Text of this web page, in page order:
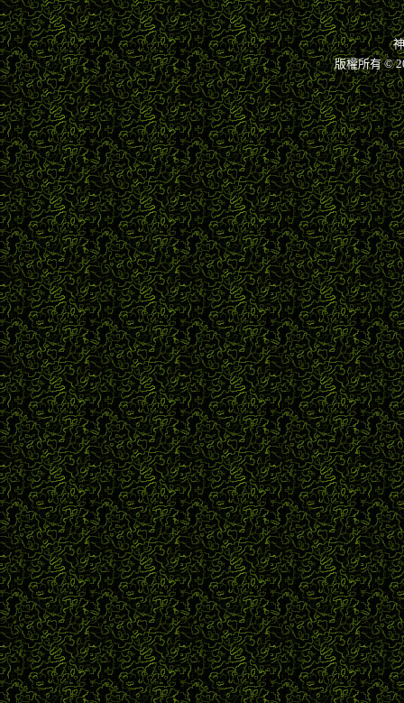
版權所有 ©